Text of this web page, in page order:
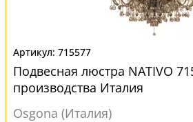
715577
Подвесная люстра NATIVO
производства Италия
Osgona (Италия)